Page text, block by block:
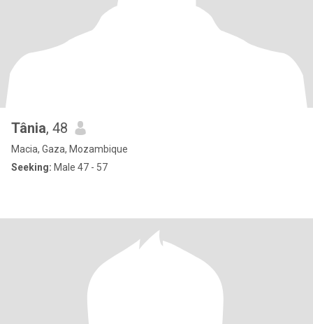
Tânia, 48
Macia, Gaza, Mozambique
Seeking: Male 47 - 57